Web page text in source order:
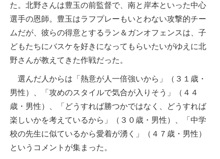
た。北野さんは豊玉の前監督で、南と岸本といった中心
選手の恩師。豊玉はラフプレーもいとわない攻撃的チー
ムだが、彼らの得意とするラン＆ガンオフェンスは、子
どもたちにバスケを好きになってもらいたいがゆえに北
野さんが教えてきた作戦だった。
選んだ人からは「熱意が人一倍強いから」（３１歳・
男性）、「攻めのスタイルで気合が入りそう」（４４
歳・男性）、「どうすれば勝つかではなく、どうすれば
楽しいかを考えているから」（３０歳・男性）、「中学
校の先生に似ているから愛着が湧く」（４７歳・男性）
というコメントが集まった。